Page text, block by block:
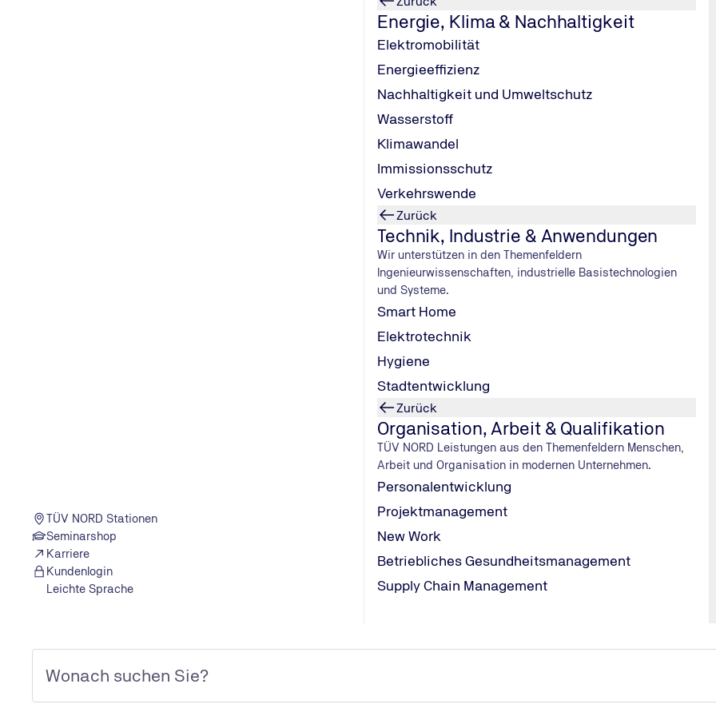
TÜV NORD Stationen
Seminarshop
Karriere
Kundenlogin
Leichte Sprache
Energie, Klima & Nachhaltigkeit
Elektromobilität
Energieeffizienz
Nachhaltigkeit und Umweltschutz
Wasserstoff
Klimawandel
Immissionsschutz
Verkehrswende
Zurück
Technik, Industrie & Anwendungen
Wir unterstützen in den Themenfeldern
Ingenieurwissenschaften, industrielle Basistechnologien
und Systeme.
Smart Home
Elektrotechnik
Hygiene
Stadtentwicklung
Zurück
Organisation, Arbeit & Qualifikation
TÜV NORD Leistungen aus den Themenfeldern Menschen,
Arbeit und Organisation in modernen Unternehmen.
Personalentwicklung
Projektmanagement
New Work
Betriebliches Gesundheitsmanagement
Supply Chain Management
Wie trägt Team-Arbeit zur mentalen Gesundheit bei, Tiana-Christin Schuck?
Woher weiß ich, was stimmt, Andreas Quest?